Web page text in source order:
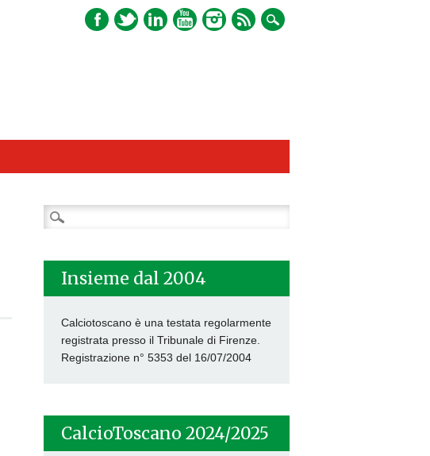
Ricerca
per:
Insieme dal 2004
Calciotoscano è una testata regolarmente
registrata presso il Tribunale di Firenze.
Registrazione n° 5353 del 16/07/2004
CalcioToscano 2024/2025